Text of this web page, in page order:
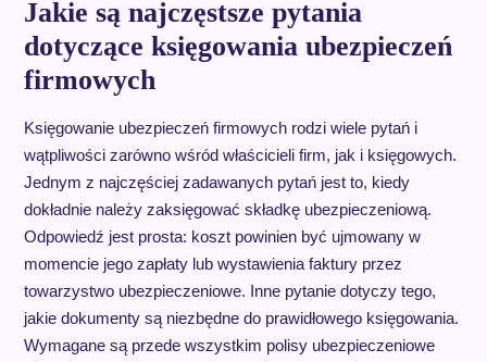
Jakie są najczęstsze pytania
dotyczące księgowania ubezpieczeń
firmowych
Księgowanie ubezpieczeń firmowych rodzi wiele pytań i
wątpliwości zarówno wśród właścicieli firm, jak i księgowych.
Jednym z najczęściej zadawanych pytań jest to, kiedy
dokładnie należy zaksięgować składkę ubezpieczeniową.
Odpowiedź jest prosta: koszt powinien być ujmowany w
momencie jego zapłaty lub wystawienia faktury przez
towarzystwo ubezpieczeniowe. Inne pytanie dotyczy tego,
jakie dokumenty są niezbędne do prawidłowego księgowania.
Wymagane są przede wszystkim polisy ubezpieczeniowe